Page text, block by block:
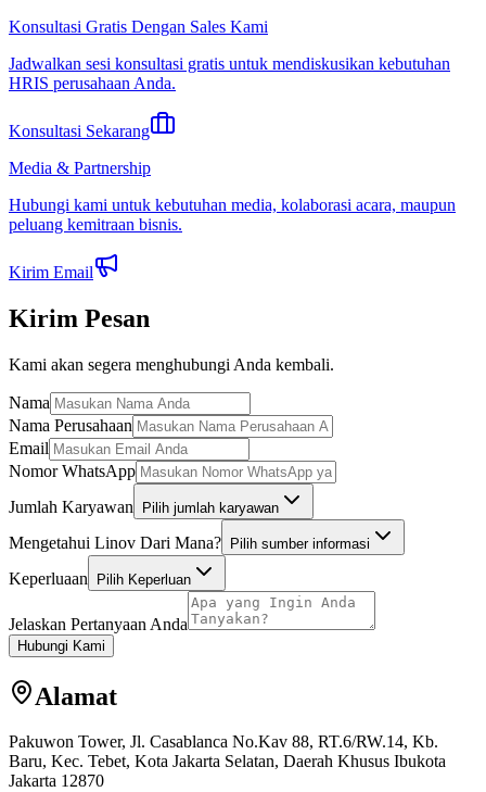
Konsultasi Gratis Dengan Sales Kami
Jadwalkan sesi konsultasi gratis untuk mendiskusikan kebutuhan
HRIS perusahaan Anda.
Konsultasi Sekarang
Media & Partnership
Hubungi kami untuk kebutuhan media, kolaborasi acara, maupun
peluang kemitraan bisnis.
Kirim Email
Kirim Pesan
Kami akan segera menghubungi Anda kembali.
Nama
Nama Perusahaan
Email
Nomor WhatsApp
Jumlah Karyawan
Pilih jumlah karyawan
Mengetahui Linov Dari Mana? Pilih sumber informasi
Keperluaan Pilih Keperluan
Jelaskan Pertanyaan Anda
Hubungi Kami
Alamat
Pakuwon Tower, Jl. Casablanca No.Kav 88, RT.6/RW.14, Kb.
Baru, Kec. Tebet, Kota Jakarta Selatan, Daerah Khusus Ibukota
Jakarta 12870